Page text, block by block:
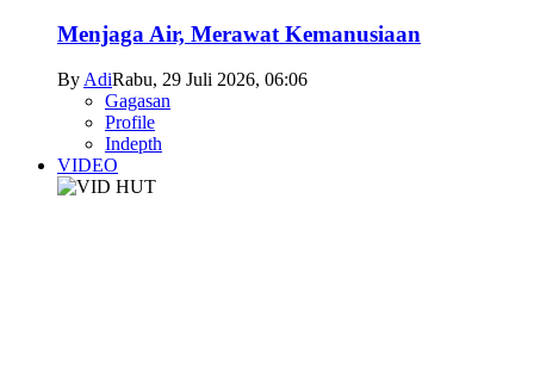
Menjaga Air, Merawat Kemanusiaan
ByAdiRabu, 29 Juli 2026, 06:06
Gagasan
Profile
Indepth
VIDEO